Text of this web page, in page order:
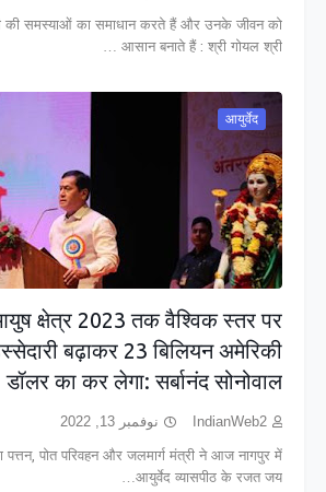
की समस्याओं का समाधान करते हैं और उनके जीवन को
आसान बनाते हैं : श्री गोयल श्री …
आयुर्वेद
क्षेत्र 2023 तक वैश्विक स्तर पर
बढ़ाकर 23 बिलियन अमेरिकी
डॉलर का कर लेगा: सर्बानंद सोनोवाल
IndianWeb2 نوفمبر 13, 2022
पोत परिवहन और जलमार्ग मंत्री ने आज नागपुर में
आयुर्वेद व्यासपीठ के रजत जय…